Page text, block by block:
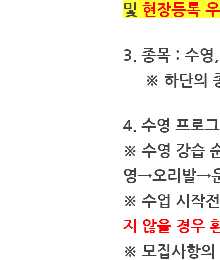
및 현장등록
3. 종목 : 수영
※ 하단의
4. 수영 프로
※ 수영 강습
영→오리발→
※ 수업 시작
지 않을 경우
※ 모집사항의